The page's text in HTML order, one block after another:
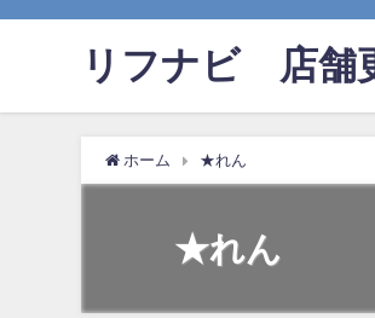
リフナビ®店舗
ホーム ★れん
★れん